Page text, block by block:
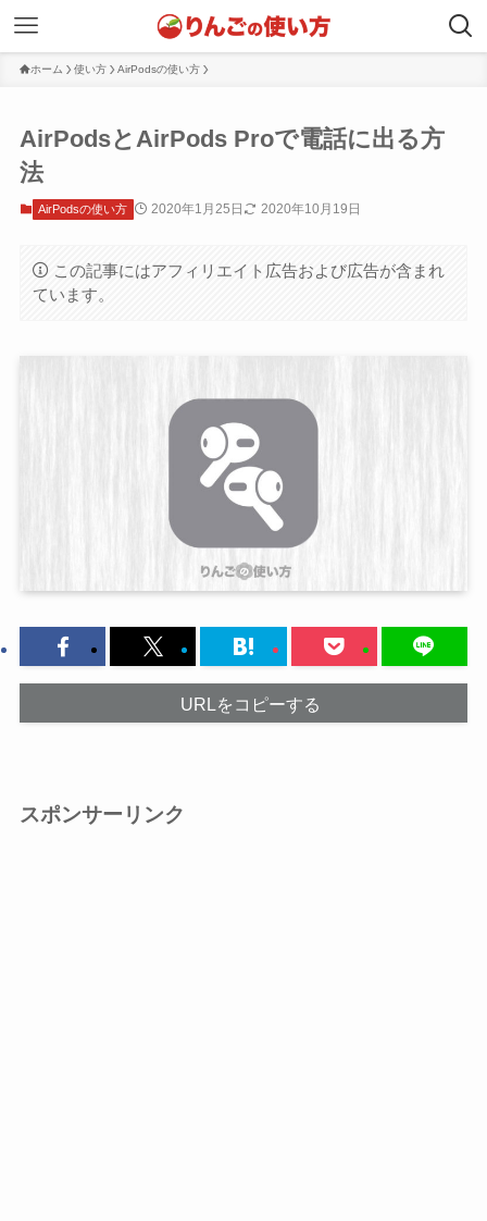
ホーム 使い方 AirPodsの使い方
AirPodsとAirPods Proで電話に出る方
法
AirPodsの使い方 2020年1月25日 2020年10月19日
この記事にはアフィリエイト広告および広告が含まれ
ています。
URLをコピーする
スポンサーリンク